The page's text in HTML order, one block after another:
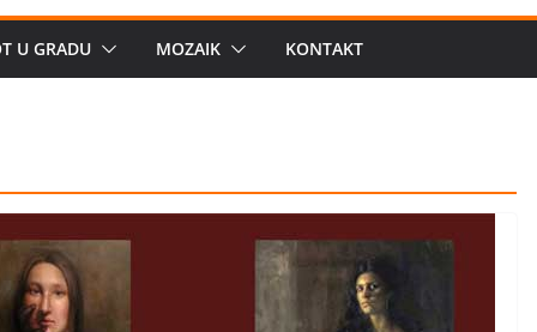
dobija, Brus se
U GRADU MOZAIK KONTAKT